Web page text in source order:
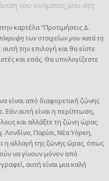
του ονόματος μου στη
καρτέλα “Προτιμήσεις Δ.
των στοιχείων μου κατά τη
την επιλογή και θα είστε
και εσάς. Θα υπολογίζεστε
είναι από διαφορετική ζώνης
Εάν αυτή είναι η περίπτωση,
και αλλάξτε τη ζώνη ώρας
Λονδίνο, Παρίσι, Νέα Υόρκη,
η αλλαγή της ζώνης ώρας, όπως
να γίνουν μόνον από
αυτή είναι μια καλή